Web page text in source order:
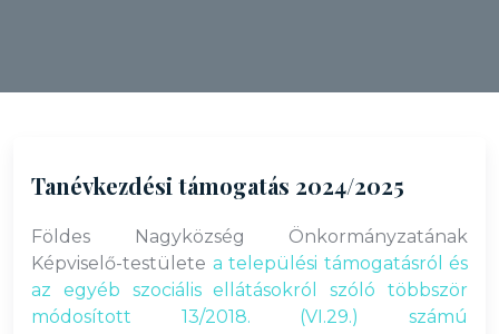
Tanévkezdési támogatás 2024/2025
Földes Nagyközség Önkormányzatának
Képviselő-testülete a települési támogatásról és
az egyéb szociális ellátásokról szóló többször
módosított 13/2018. (VI.29.) számú